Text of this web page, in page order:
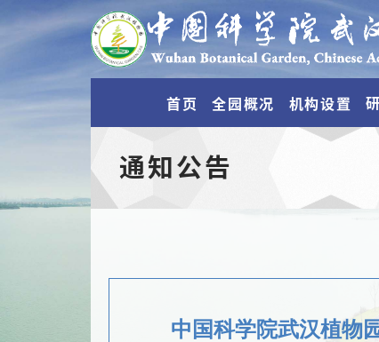
首页 全园概况 机构设置
通知公告
中国科学院武汉植物